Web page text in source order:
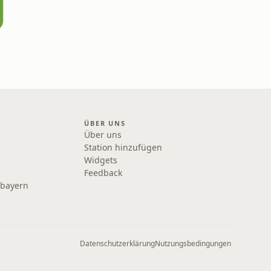
ÜBER UNS
Über uns
Station hinzufügen
Widgets
Feedback
DatenschutzerklärungNutzungsbedingungen